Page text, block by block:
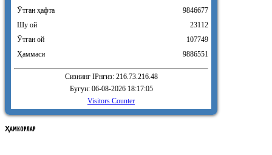
Ӯтган ҳафта
Шу ой
Ӯтган ой
Ҳаммаси
9846677
23112
107749
9886551
Сизнинг IPнгиз: 216.73.216.48
Бугун: 06-08-2026 18:17:05
Visitors Counter
ҲАМКОРЛАР